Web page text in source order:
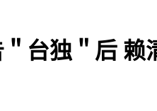
台独＂后